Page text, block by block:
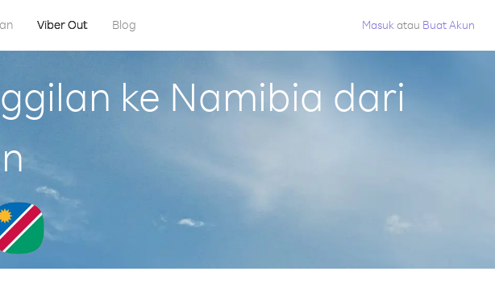
Viber Out Blog Masuk atau Buat Akun
ke Namibia dari